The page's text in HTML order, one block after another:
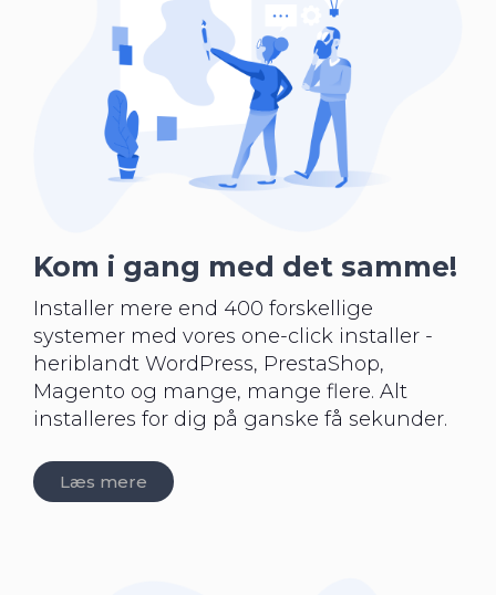
Kom i gang med det samme!
Installer mere end 400 forskellige
systemer med vores one-click installer -
heriblandt WordPress, PrestaShop,
Magento og mange, mange flere. Alt
installeres for dig på ganske få sekunder.
Læs mere